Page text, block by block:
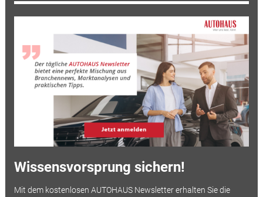
Wissensvorsprung sichern!
Mit dem kostenlosen AUTOHAUS Newsletter erhalten Sie die